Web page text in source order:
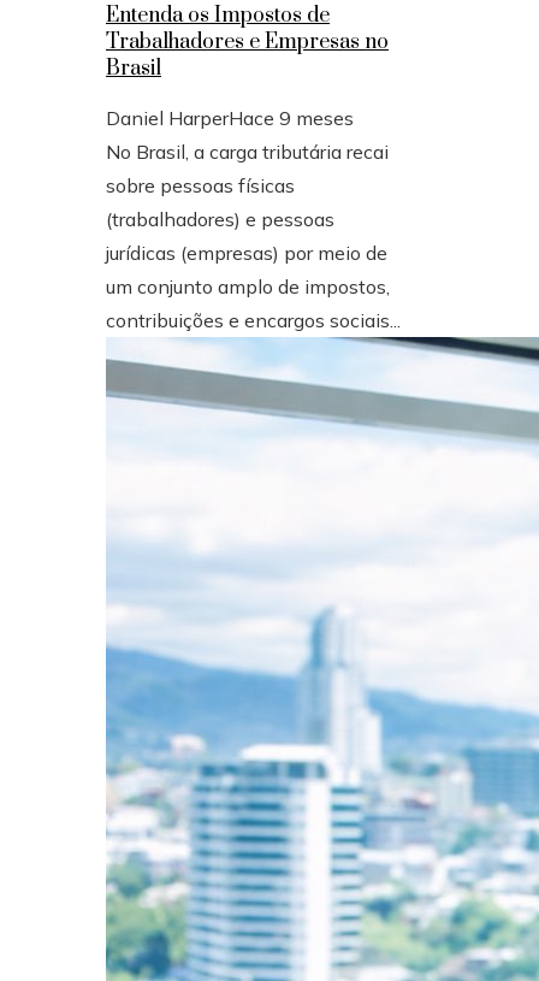
Entenda os Impostos de
Trabalhadores e Empresas no
Brasil
Daniel HarperHace 9 meses
No Brasil, a carga tributária recai
sobre pessoas físicas
(trabalhadores) e pessoas
jurídicas (empresas) por meio de
um conjunto amplo de impostos,
contribuições e encargos sociais...